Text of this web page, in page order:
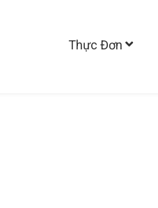
Thực Đơn